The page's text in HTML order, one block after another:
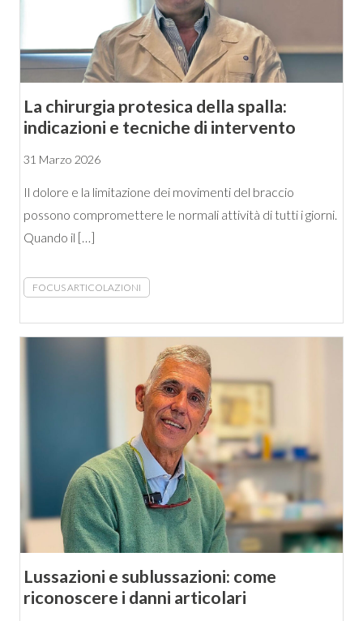
La chirurgia protesica della spalla:
indicazioni e tecniche di intervento
31 Marzo 2026
Il dolore e la limitazione dei movimenti del braccio
possono compromettere le normali attività di tutti i giorni.
Quando il […]
FOCUS ARTICOLAZIONI
Lussazioni e sublussazioni: come
riconoscere i danni articolari